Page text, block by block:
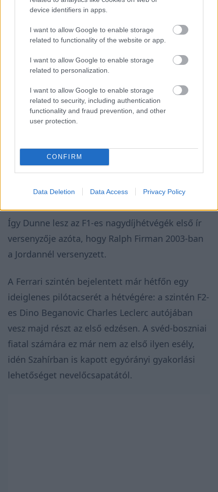
device identifiers in apps.
I want to allow Google to enable storage
related to functionality of the website or app.
I want to allow Google to enable storage
related to personalization.
I want to allow Google to enable storage
related to security, including authentication
functionality and fraud prevention, and other
user protection.
CONFIRM
Data Deletion Data Access Privacy Policy
Megtekintés az X-en
Így Dunne lesz az F1-es nagydíjhétvégék első ír
versenyzője azóta, hogy Ralph Firman 2003-ban
a Jordannél versenyzett.
A Ferrari szintén bejelentett már hétfőn egy
ideiglenes pilótacserét a hétvégére: a szintén F2-
es Dino Beganovic Charles Leclerc autójában
vesz majd részt az első edzésen. A svéd-boszniai
fiatal számára ez már nem az első ilyen esély,
idén Szahírban is kapott egyórányi gyakorlási
lehetőséget nevelőcsapatától.